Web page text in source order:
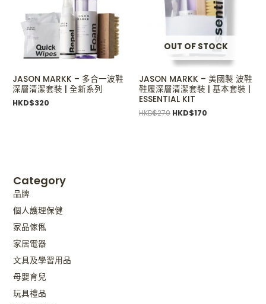
JASON MARKK – 多合一波鞋
深層清潔套裝 | 全新系列
HKD$320
OUT OF STOCK
JASON MARKK – 美國製 波鞋
鞋履深層清潔套裝 | 基本套裝 |
ESSENTIAL KIT
HKD$270 HKD$170
Category
品牌
個人護理保健
家品傢俬
家居電器
文具及學習用品
母嬰育兒
玩具禮品